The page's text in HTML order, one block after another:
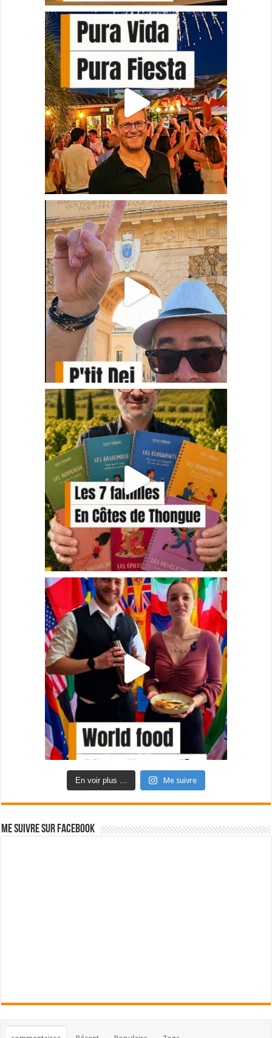
En voir plus ... Me suivre
Me suivre sur Facebook